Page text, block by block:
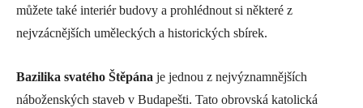
můžete také interiér budovy a prohlédnout si některé z
nejvzácnějších uměleckých a historických sbírek.
Bazilika svatého Štěpána je jednou z nejvýznamnějších
náboženských staveb v Budapešti. Tato obrovská katolická